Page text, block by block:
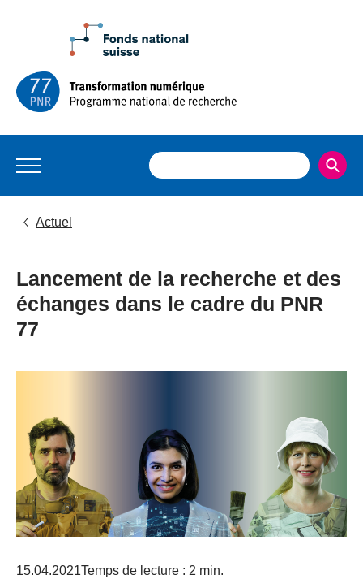
Actuel
Lancement de la recherche et des
échanges dans le cadre du PNR
77
15.04.2021Temps de lecture : 2 min.